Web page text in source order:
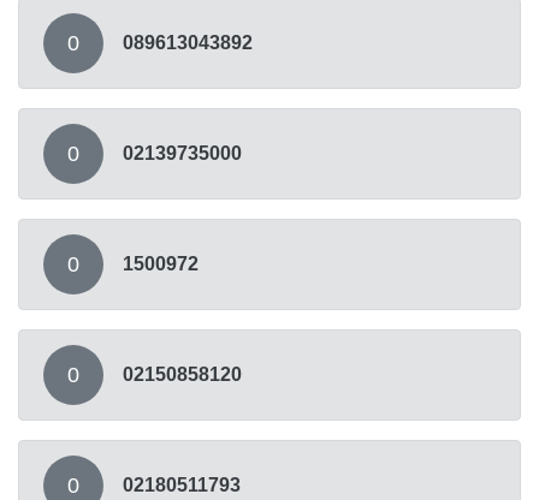
0 089613043892
0 02139735000
0 1500972
0 02150858120
0 02180511793